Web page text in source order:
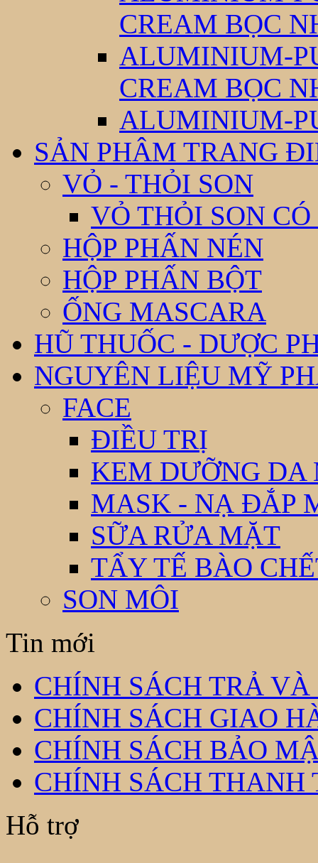
CREAM BỌC
ALUMINIUM-
CREAM BỌC
ALUMINIUM-
SẢN PHÂM TRANG
VỎ - THỎI SON
VỎ THỎI SON
HỘP PHẤN NÉN
HỘP PHẤN BỘT
ỐNG MASCARA
HŨ THUỐC - DƯỢC
NGUYÊN LIỆU MỸ
FACE
ĐIỀU TRỊ
KEM DƯỠNG DA
MASK - NẠ ĐẮP
SỮA RỬA MẶT
TẨY TẾ BÀO
SON MÔI
Tin mới
CHÍNH SÁCH TRẢ
CHÍNH SÁCH GIAO
CHÍNH SÁCH BẢO
CHÍNH SÁCH THANH
Hỗ trợ